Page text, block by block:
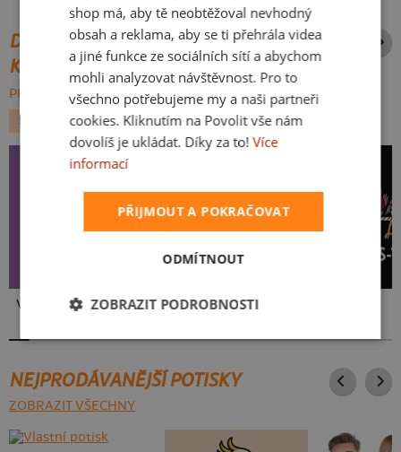
DALŠÍ POTISKY ZE STEJNÉ
KATEGORIE
PROCHÁZET VŠE:
SPORT
DESKOVKY
Ve formě Klikař
NEJPRODÁVANĚJŠÍ POTISKY
ZOBRAZIT VŠECHNY
shop má, aby tě neobtěžoval nevhodný
obsah a reklama, aby se ti přehrála videa
a jiné funkce ze sociálních sítí a abychom
mohli analyzovat návštěvnost. Pro to
všechno potřebujeme my a naši partneři
cookies. Kliknutím na Povolit vše nám
dovolíš je ukládat. Díky za to! Více
informací
PŘIJMOUT A POKRAČOVAT
ODMÍTNOUT
ZOBRAZIT PODROBNOSTI